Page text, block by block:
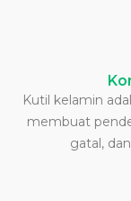
Kutil kelamin
membuat
gatal,